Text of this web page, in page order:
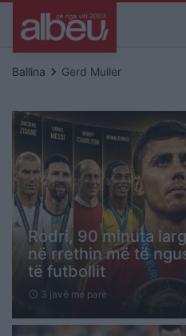
Ballina keyboard_arrow_right Gerd Muller
Rodri, 90 minuta
në rrethin më të
të futbollit
schedule 3 javë me parë